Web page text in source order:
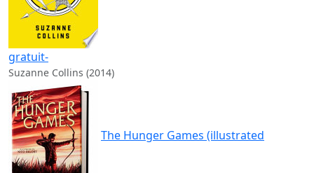
gratuit-
Suzanne Collins (2014)
The Hunger Games (illustrated